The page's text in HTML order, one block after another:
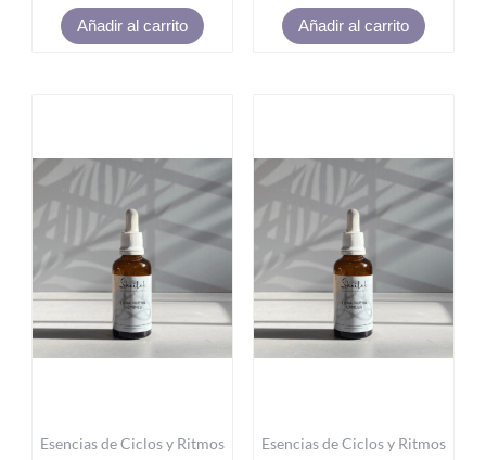
Añadir al carrito Añadir al carrito
Esencias de Ciclos y Ritmos Esencias de Ciclos y Ritmos